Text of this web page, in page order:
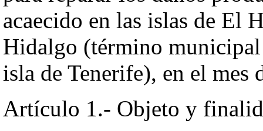
acaecido en las islas de El
Hidalgo (término
isla de Tenerife), en el mes
Artículo 1.- Objeto y